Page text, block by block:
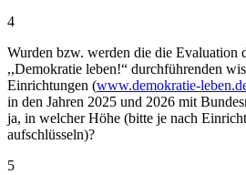
4
Wurden bzw. werden die die Evaluation
,,Demokratie leben!“ durchführenden
Einrichtungen (www.demokratie-
in den Jahren 2025 und 2026 mit
ja, in welcher Höhe (bitte je nach
aufschlüsseln)?
5